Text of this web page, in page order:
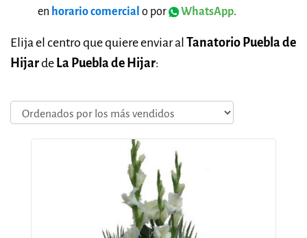
en horario comercial o por WhatsApp.
Elija el centro que quiere enviar al Tanatorio Puebla de
Hijarde La Puebla de Hijar: